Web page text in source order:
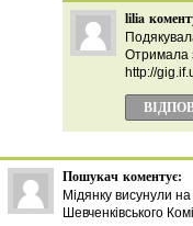
lilia
Отримала
http://
Пошукач коментує:
Мідянку висунули
Шевченківського